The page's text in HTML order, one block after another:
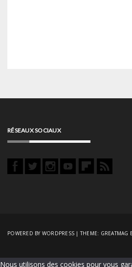
RÉSEAUX SOCIAUX
POWERED BY WORDPRESS |THEME: GREATMAG
Nous utilisons des cookies pour vous